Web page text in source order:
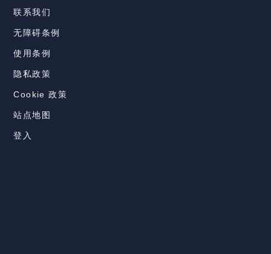
联系我们
无障碍条例
使用条例
隐私政策
Cookie 政策
站点地图
登入